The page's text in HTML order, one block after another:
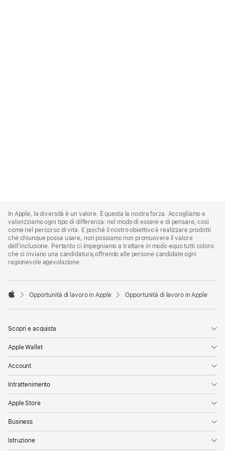
Footer
In Apple, la diversità è un valore. È questa la nostra forza. Accogliamo e
valorizziamo ogni tipo di differenza: nel modo di essere e di pensare, così
come nel percorso di vita. E poiché il nostro obiettivo è realizzare prodotti
che chiunque possa usare, non possiamo non promuovere il valore
dell’inclusione. Pertanto ci impegniamo a trattare in modo equo tutti coloro
che ci inviano una candidatura,offrendo alle persone candidate ogni
ragionevole agevolazione.

Opportunità di lavoro in Apple Opportunità di lavoro in Apple
Scopri e acquista
Apple Wallet
Account
Intrattenimento
Apple Store
Business
Istruzione